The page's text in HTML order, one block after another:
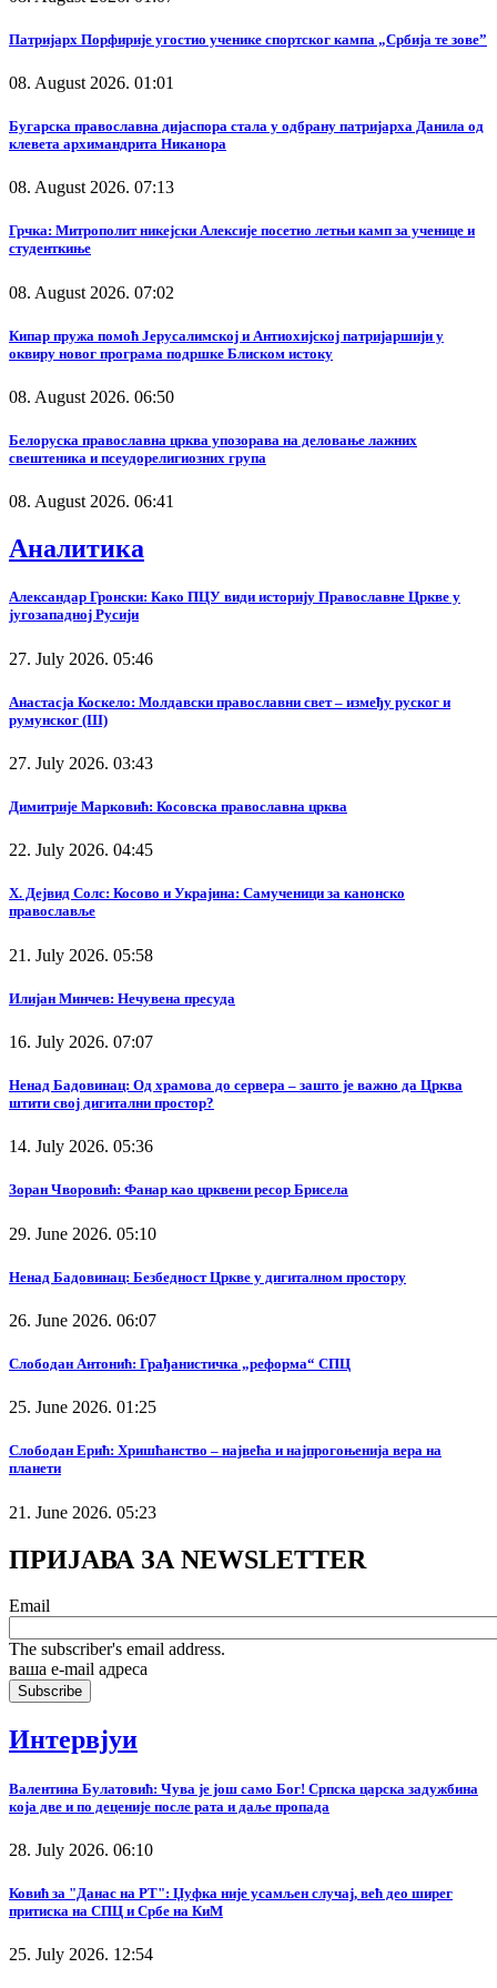
Патријарх Порфирије угостио ученике спортског кампа „Србија те зове”
08. August 2026. 01:01
Бугарска православна дијаспора стала у одбрану патријарха Данила од
клевета архимандрита Никанора
08. August 2026. 07:13
Грчка: Митрополит никејски Алексије посетио летњи камп за ученице и
студенткиње
08. August 2026. 07:02
Кипар пружа помоћ Јерусалимској и Антиохијској патријаршији у
оквиру новог програма подршке Блиском истоку
08. August 2026. 06:50
Белоруска православна црква упозорава на деловање лажних
свештеника и псеудорелигиозних група
08. August 2026. 06:41
Аналитика
Александар Гронски: Како ПЦУ види историју Православне Цркве у
југозападној Русији
27. July 2026. 05:46
Анастасја Коскело: Молдавски православни свет – између руског и
румунског (III)
27. July 2026. 03:43
Димитрије Марковић: Косовска православна црква
22. July 2026. 04:45
Х. Дејвид Солс: Косово и Украјина: Самученици за канонско
православље
21. July 2026. 05:58
Илијан Минчев: Нечувена пресуда
16. July 2026. 07:07
Ненад Бадовинац: Од храмова до сервера – зашто је важно да Црква
штити свој дигитални простор?
14. July 2026. 05:36
Зоран Чворовић: Фанар као црквени ресор Брисела
29. June 2026. 05:10
Ненад Бадовинац: Безбедност Цркве у дигиталном простору
26. June 2026. 06:07
Слободан Антонић: Грађанистичка „реформа“ СПЦ
25. June 2026. 01:25
Слободан Ерић: Хришћанство – највећа и најпрогоњенија вера на
планети
21. June 2026. 05:23
ПРИЈАВА ЗА NEWSLETTER
Email
The subscriber's email address.
ваша е-mail адреса
Интервјуи
Валентина Булатовић: Чува је још само Бог! Српска царска задужбина
која две и по деценије после рата и даље пропада
28. July 2026. 06:10
Ковић за "Данас на РТ": Џуфка није усамљен случај, већ део ширег
притиска на СПЦ и Србе на КиМ
25. July 2026. 12:54